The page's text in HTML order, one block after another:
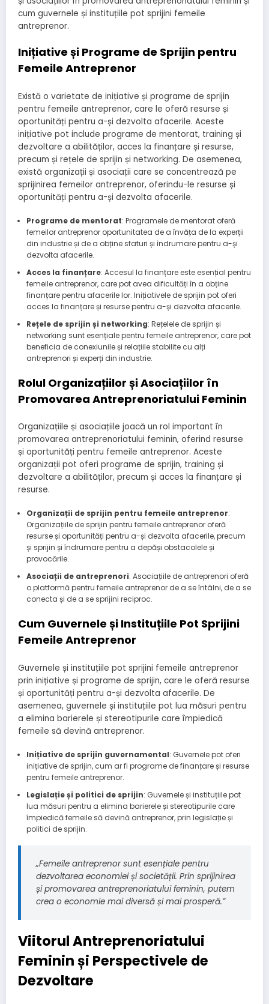
cum guvernele și instituțiile pot sprijini femeile
antreprenor.
Inițiative și Programe de Sprijin pentru
Femeile Antreprenor
Există o varietate de inițiative și programe de sprijin
pentru femeile antreprenor, care le oferă resurse și
oportunități pentru a-și dezvolta afacerile. Aceste
inițiative pot include programe de mentorat, training și
dezvoltare a abilităților, acces la finanțare și resurse,
precum și rețele de sprijin și networking. De asemenea,
există organizații și asociații care se concentrează pe
sprijinirea femeilor antreprenor, oferindu-le resurse și
oportunități pentru a-și dezvolta afacerile.
Programe de mentorat: Programele de mentorat oferă
femeilor antreprenor oportunitatea de a învăța de la experții
din industrie și de a obține sfaturi și îndrumare pentru a-și
dezvolta afacerile.
Acces la finanțare: Accesul la finanțare este esențial pentru
femeile antreprenor, care pot avea dificultăți în a obține
finanțare pentru afacerile lor. Inițiativele de sprijin pot oferi
acces la finanțare și resurse pentru a-și dezvolta afacerile.
Rețele de sprijin și networking: Rețelele de sprijin și
networking sunt esențiale pentru femeile antreprenor, care pot
beneficia de conexiunile și relațiile stabilite cu alți
antreprenori și experți din industrie.
Rolul Organizațiilor și Asociațiilor în
Promovarea Antreprenoriatului Feminin
Organizațiile și asociațiile joacă un rol important în
promovarea antreprenoriatului feminin, oferind resurse
și oportunități pentru femeile antreprenor. Aceste
organizații pot oferi programe de sprijin, training și
dezvoltare a abilităților, precum și acces la finanțare și
resurse.
Organizații de sprijin pentru femeile antreprenor:
Organizațiile de sprijin pentru femeile antreprenor oferă
resurse și oportunități pentru a-și dezvolta afacerile, precum
și sprijin și îndrumare pentru a depăși obstacolele și
provocările.
Asociații de antreprenori: Asociațiile de antreprenori oferă
o platformă pentru femeile antreprenor de a se întâlni, de a se
conecta și de a se sprijini reciproc.
Cum Guvernele și Instituțiile Pot Sprijini
Femeile Antreprenor
Guvernele și instituțiile pot sprijini femeile antreprenor
prin inițiative și programe de sprijin, care le oferă resurse
și oportunități pentru a-și dezvolta afacerile. De
asemenea, guvernele și instituțiile pot lua măsuri pentru
a elimina barierele și stereotipurile care împiedică
femeile să devină antreprenor.
Inițiative de sprijin guvernamental: Guvernele pot oferi
inițiative de sprijin, cum ar fi programe de finanțare și resurse
pentru femeile antreprenor.
Legislație și politici de sprijin: Guvernele și instituțiile pot
lua măsuri pentru a elimina barierele și stereotipurile care
împiedică femeile să devină antreprenor, prin legislație și
politici de sprijin.
„Femeile antreprenor sunt esențiale pentru
dezvoltarea economiei și societății. Prin sprijinirea
și promovarea antreprenoriatului feminin, putem
crea o economie mai diversă și mai prosperă.”
Viitorul Antreprenoriatului
Feminin și Perspectivele de
Dezvoltare